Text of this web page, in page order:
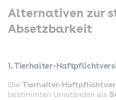
Alternativen zur
Absetzbarkeit
1. Tierhalter-
Die Tierhalter-
bestimmten Umständen als